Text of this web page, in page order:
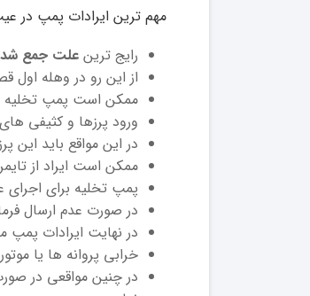
مهم ترین ایرادات پمپ در
رایج ترینعلت جمع
از این رو در وهله اول
ممکن است پمپ تخلیه
ورود پرزها و کثیفی
در این مواقع باید این
ممکن است ایراد از
پمپ تخلیه برای اجرای
در صورت عدم ارسال
در نهایت ایرادات
خرابی پروانه ها یا
در چنین مواقعی در